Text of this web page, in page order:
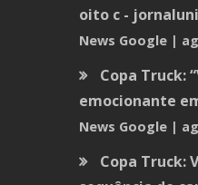
oito c -
News Google
Copa Truck:
emocionante
News Google
Copa Truck: